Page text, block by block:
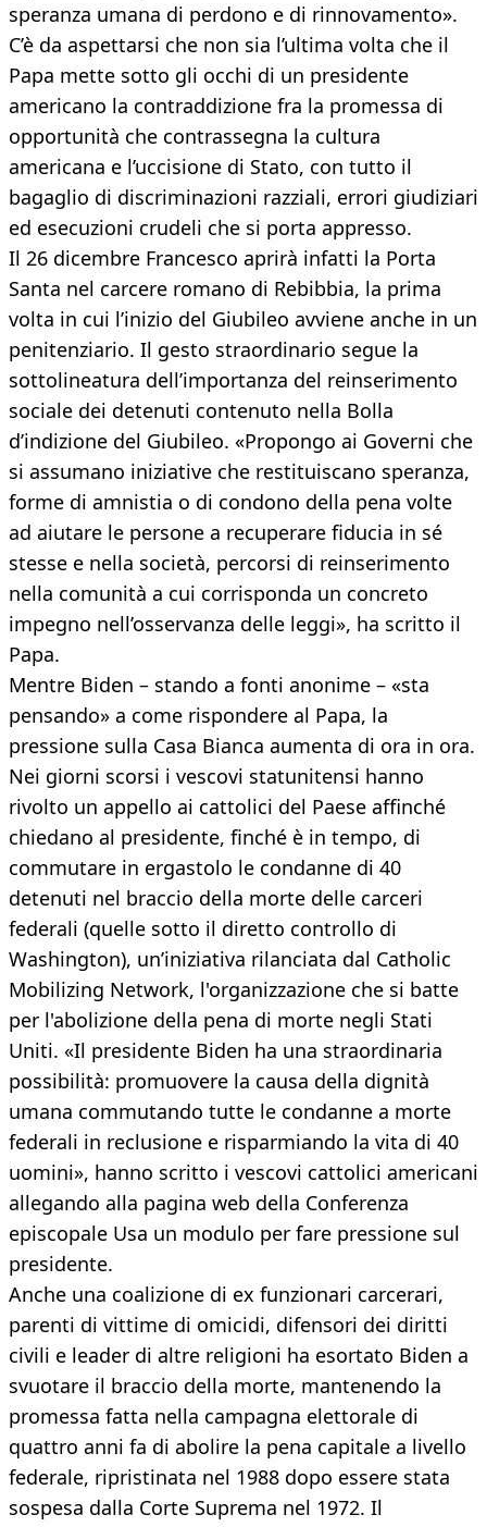
speranza umana di perdono e di rinnovamento».
C’è da aspettarsi che non sia l’ultima volta che il
Papa mette sotto gli occhi di un presidente
americano la contraddizione fra la promessa di
opportunità che contrassegna la cultura
americana e l’uccisione di Stato, con tutto il
bagaglio di discriminazioni razziali, errori giudiziari
ed esecuzioni crudeli che si porta appresso.
Il 26 dicembre Francesco aprirà infatti la Porta
Santa nel carcere romano di Rebibbia, la prima
volta in cui l’inizio del Giubileo avviene anche in un
penitenziario. Il gesto straordinario segue la
sottolineatura dell’importanza del reinserimento
sociale dei detenuti contenuto nella Bolla
d’indizione del Giubileo. «Propongo ai Governi che
si assumano iniziative che restituiscano speranza,
forme di amnistia o di condono della pena volte
ad aiutare le persone a recuperare fiducia in sé
stesse e nella società, percorsi di reinserimento
nella comunità a cui corrisponda un concreto
impegno nell’osservanza delle leggi», ha scritto il
Papa.
Mentre Biden – stando a fonti anonime – «sta
pensando» a come rispondere al Papa, la
pressione sulla Casa Bianca aumenta di ora in ora.
Nei giorni scorsi i vescovi statunitensi hanno
rivolto un appello ai cattolici del Paese affinché
chiedano al presidente, finché è in tempo, di
commutare in ergastolo le condanne di 40
detenuti nel braccio della morte delle carceri
federali (quelle sotto il diretto controllo di
Washington), un’iniziativa rilanciata dal Catholic
Mobilizing Network, l'organizzazione che si batte
per l'abolizione della pena di morte negli Stati
Uniti. «Il presidente Biden ha una straordinaria
possibilità: promuovere la causa della dignità
umana commutando tutte le condanne a morte
federali in reclusione e risparmiando la vita di 40
uomini», hanno scritto i vescovi cattolici americani
allegando alla pagina web della Conferenza
episcopale Usa un modulo per fare pressione sul
presidente.
Anche una coalizione di ex funzionari carcerari,
parenti di vittime di omicidi, difensori dei diritti
civili e leader di altre religioni ha esortato Biden a
svuotare il braccio della morte, mantenendo la
promessa fatta nella campagna elettorale di
quattro anni fa di abolire la pena capitale a livello
federale, ripristinata nel 1988 dopo essere stata
sospesa dalla Corte Suprema nel 1972. Il